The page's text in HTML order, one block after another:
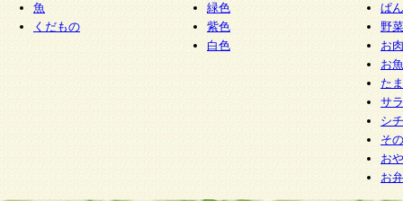
報の利用目的の通知・開示・内容の訂正・追加
停止・消去及び第三者への提供の禁止（以下、
といいます。）に応じます。
開示等に応じる窓口は以下になります。
ぱくすく食堂個人情報お客様相談窓口 paku-
m
個人情報を与えることは任意ですが、個人情報
意をいただけない場合には、当社のサービスの
魚
くだもの
緑色
紫色
白色
ぱん
野
お
お
た
サ
シ
そ
お
お